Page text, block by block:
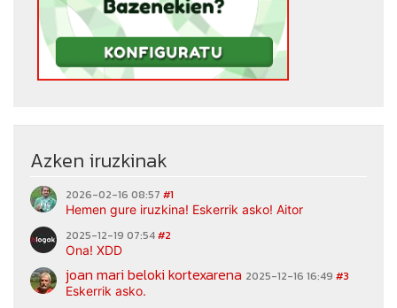
Azken iruzkinak
2026-02-16 08:57 #1
Hemen gure iruzkina! Eskerrik asko! Aitor
2025-12-19 07:54#2
Ona! XDD
joan mari beloki kortexarena 2025-12-16 16:49 #3
Eskerrik asko.